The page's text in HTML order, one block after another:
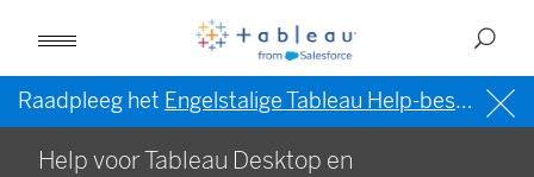
Raadpleeg het Engelstalige Tableau Help-bestand (VS)
Help voor Tableau Desktop en